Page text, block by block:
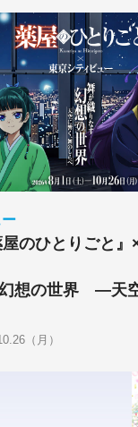
のひとりごと』
想の世界 ―天
（月）